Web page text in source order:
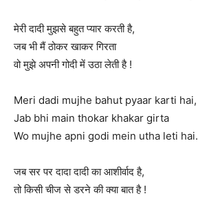
मेरी दादी मुझसे बहुत प्यार करती है,
जब भी मैं ठोकर खाकर गिरता
वो मुझे अपनी गोदी में उठा लेती है !
Meri dadi mujhe bahut pyaar karti hai,
Jab bhi main thokar khakar girta
Wo mujhe apni godi mein utha leti hai.
जब सर पर दादा दादी का आशीर्वाद है,
तो किसी चीज से डरने की क्या बात है !